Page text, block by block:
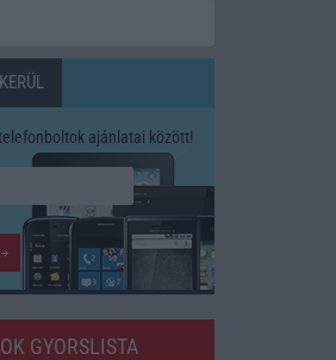
ajánlatai között!
GYORSLISTA